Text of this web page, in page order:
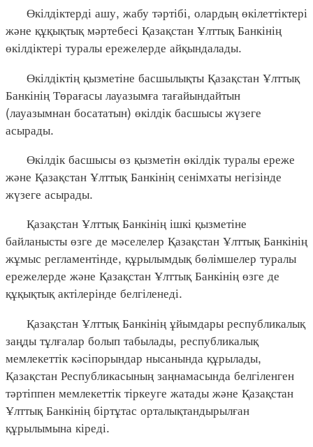
Өкілдіктерді ашу, жабу тәртібі, олардың өкілеттіктері
және құқықтық мәртебесі Қазақстан Ұлттық Банкінің
өкілдіктері туралы ережелерде айқындалады.
Өкілдіктің қызметіне басшылықты Қазақстан Ұлттық
Банкінің Төрағасы лауазымға тағайындайтын
(лауазымнан босататын) өкілдік басшысы жүзеге
асырады.
Өкілдік басшысы өз қызметін өкілдік туралы ереже
және Қазақстан Ұлттық Банкінің сенімхаты негізінде
жүзеге асырады.
Қазақстан Ұлттық Банкінің ішкі қызметіне
байланысты өзге де мәселелер Қазақстан Ұлттық Банкінің
жұмыс регламентінде, құрылымдық бөлімшелер туралы
ережелерде және Қазақстан Ұлттық Банкінің өзге де
құқықтық актілерінде белгіленеді.
Қазақстан Ұлттық Банкінің ұйымдары республикалық
заңды тұлғалар болып табылады, республикалық
мемлекеттік кәсіпорындар нысанында құрылады,
Қазақстан Республикасының заңнамасында белгіленген
тәртіппен мемлекеттік тіркеуге жатады және Қазақстан
Ұлттық Банкінің біртұтас орталықтандырылған
құрылымына кіреді.